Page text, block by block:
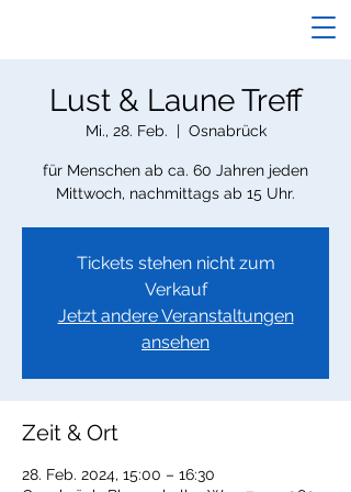
Lust & Laune Treff
Mi., 28. Feb.
  |
Osnabrück
für Menschen ab ca. 60 Jahren jeden
Mittwoch, nachmittags ab 15 Uhr.
Tickets stehen nicht zum
Verkauf
Jetzt andere Veranstaltungen
ansehen
Zeit & Ort
28. Feb. 2024, 15:00 – 16:30